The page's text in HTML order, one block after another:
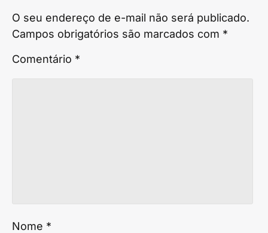
O seu endereço de e-mail não será publicado.
Campos obrigatórios são marcados com *
Comentário *
Nome *